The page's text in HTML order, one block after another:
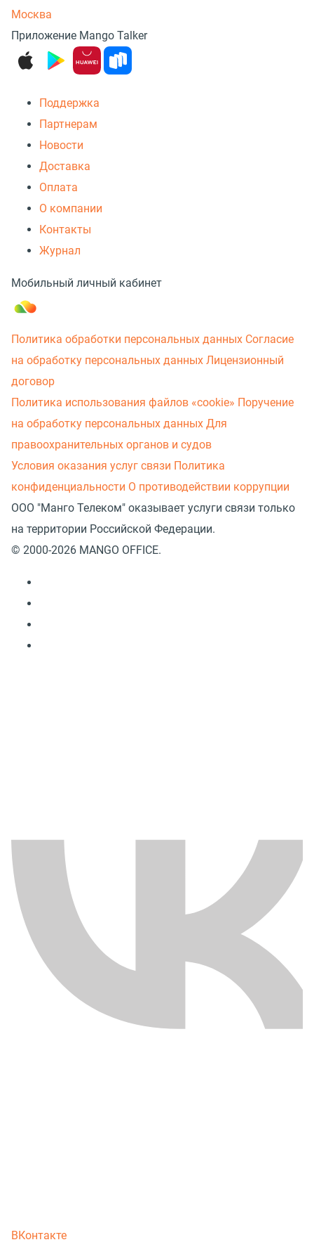
Москва
Приложение Mango Talker
Поддержка
Партнерам
Новости
Доставка
Оплата
О компании
Контакты
Журнал
Мобильный личный кабинет
Политика обработки персональных данных Согласие
на обработку персональных данных Лицензионный
договор
Политика использования файлов «cookie» Поручение
на обработку персональных данных Для
правоохранительных органов и судов
Условия оказания услуг связи Политика
конфиденциальности О противодействии коррупции
ООО "Манго Телеком" оказывает услуги связи только
на территории Российской Федерации.
© 2000-2026 MANGO OFFICE.
ВКонтакте